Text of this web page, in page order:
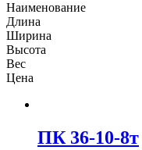
Наименование
Длина
Ширина
Высота
Вес
Цена
ПК 36-10-8т